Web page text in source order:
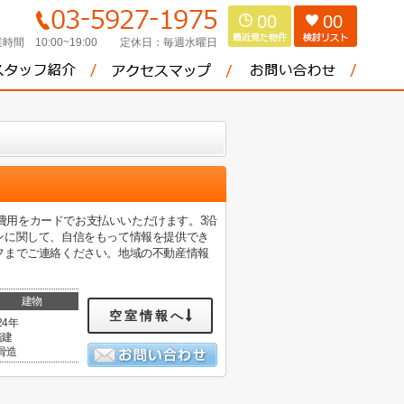
時間 10:00~19:00 定休日： 毎週水曜日
00 00
用をカードでお支払いいただけます。3沿
関して、自信をもって情報を提供でき
でご連絡ください。地域の不動産情報
建物
年
建
造
空室情報へ